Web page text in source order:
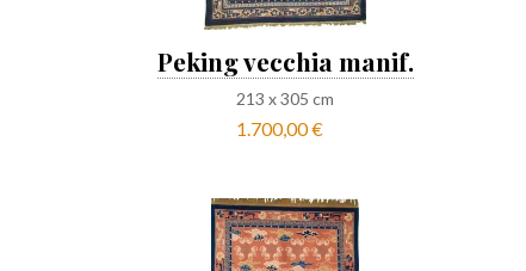
Peking vecchia manif.
213 x305 cm
1.700,00 €